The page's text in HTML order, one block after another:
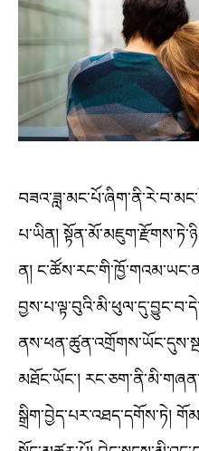
པ་ཡིན།
ན།
མཐོང་ཡོང་།
སྒྲིག་བྱེད་པར་འཐད་དགོས་ཏེ།